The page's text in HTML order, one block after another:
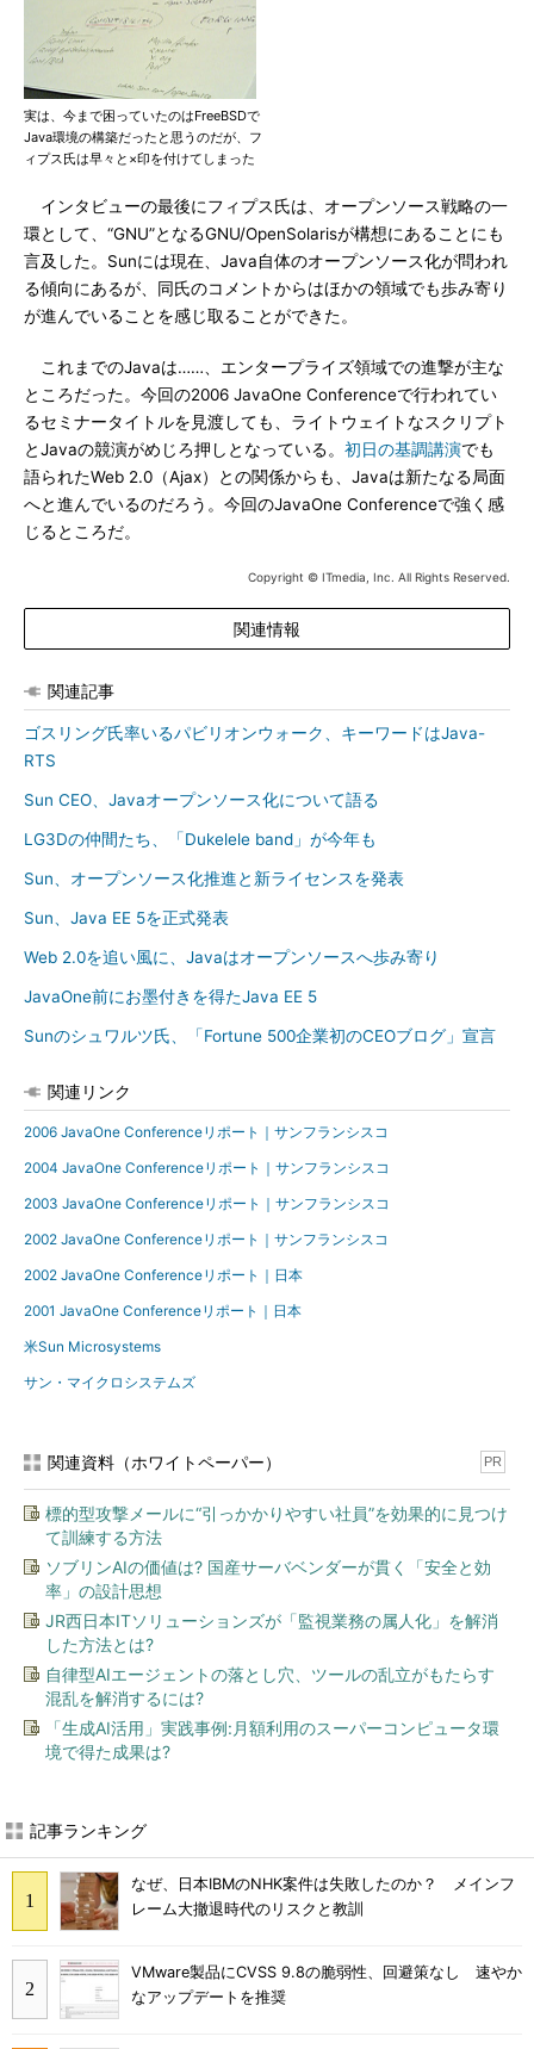
実は、今まで困っていたのはFreeBSDで
Java環境の構築だったと思うのだが、フ
ィプス氏は早々と×印を付けてしまった
インタビューの最後にフィプス氏は、オープンソース戦略の一
環として、“GNU”となるGNU/OpenSolarisが構想にあることにも
言及した。Sunには現在、Java自体のオープンソース化が問われ
る傾向にあるが、同氏のコメントからはほかの領域でも歩み寄り
が進んでいることを感じ取ることができた。
これまでのJavaは……、エンタープライズ領域での進撃が主な
ところだった。今回の2006 JavaOne Conferenceで行われてい
るセミナータイトルを見渡しても、ライトウェイトなスクリプト
とJavaの競演がめじろ押しとなっている。 初日の基調講演でも
語られたWeb 2.0（Ajax）との関係からも、Javaは新たなる局面
へと進んでいるのだろう。今回のJavaOne Conferenceで強く感
じるところだ。
Copyright © ITmedia, Inc. All Rights Reserved.
関連情報
関連記事
ゴスリング氏率いるパビリオンウォーク、キーワードはJava-
RTS
Sun CEO、Javaオープンソース化について語る
LG3Dの仲間たち、「Dukelele band」が今年も
Sun、オープンソース化推進と新ライセンスを発表
Sun、Java EE 5を正式発表
Web 2.0を追い風に、Javaはオープンソースへ歩み寄り
JavaOne前にお墨付きを得たJava EE 5
Sunのシュワルツ氏、「Fortune 500企業初のCEOブログ」宣言
関連リンク
2006 JavaOne Conferenceリポート｜サンフランシスコ
2004 JavaOne Conferenceリポート｜サンフランシスコ
2003 JavaOne Conferenceリポート｜サンフランシスコ
2002 JavaOne Conferenceリポート｜サンフランシスコ
2002 JavaOne Conferenceリポート｜日本
2001 JavaOne Conferenceリポート｜日本
米Sun Microsystems
サン・マイクロシステムズ
関連資料（ホワイトペーパー） PR
標的型攻撃メールに“引っかかりやすい社員”を効果的に見つけ
て訓練する方法
ソブリンAIの価値は? 国産サーバベンダーが貫く「安全と効
率」の設計思想
JR西日本ITソリューションズが「監視業務の属人化」を解消
した方法とは?
自律型AIエージェントの落とし穴、ツールの乱立がもたらす
混乱を解消するには?
「生成AI活用」実践事例:月額利用のスーパーコンピュータ環
境で得た成果は?
記事ランキング
なぜ、日本IBMのNHK案件は失敗したのか？ メインフ
レーム大撤退時代のリスクと教訓
VMware製品にCVSS 9.8の脆弱性、回避策なし 速やか
なアップデートを推奨